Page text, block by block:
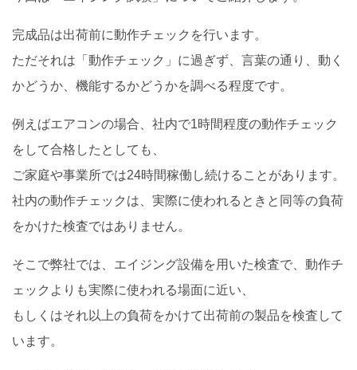
完成品は出荷前に動作チェックを行います。
ただそれは「動作チェック」に過ぎず、言葉の通り、動く
かどうか、機能するかどうかを調べる程度です。
例えばエアコンの場合、社内で1時間程度の動作チェック
をして合格したとしても、
ご家庭や事業所では24時間稼働し続けることがあります。
社内の動作チェックは、実際に使われるときと同等の負荷
をかけた検査ではありません。
そこで弊社では、エイジング設備を用いた検査で、動作チ
ェックよりも実際に使われる場面に近い、
もしくはそれ以上の負荷をかけて出荷前の製品を検査して
います。